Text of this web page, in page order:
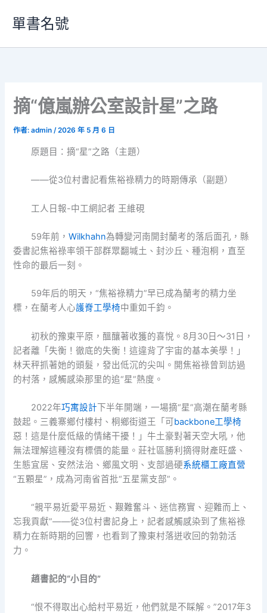
要
單書名號
摘“億嵐辦公室設計星”之路
作者:admin/2026 年 5 月 6 日
原題目：摘“星”之路（主題）
——從3位村書記看焦裕祿精力的時期傳承（副題）
工人日報-中工網記者 王維硯
59年前， Wilkhahn為轉變河南開封蘭考的落后面孔，縣
委書記焦裕祿率領干部群眾翻堿土、封沙丘、種泡桐，直至
性命的最后一刻。
59年后的明天，“焦裕祿精力”早已成為蘭考的精力坐
標，在蘭考人心護脊工學椅中重如千鈞。
初秋的豫東平原，醞釀著收獲的喜悅。8月30日～31日，
記者離「失衡！徹底的失衡！這違背了宇宙的基本美學！」
林天秤抓著她的頭髮，發出低沉的尖叫。開焦裕祿曾到訪過
的村落，感觸感染那里的追“星”熱度。
2022年巧寓設計下半年開端，一場摘“星”高潮在蘭考縣
鼓起。三義寨鄉付樓村、桐鄉街道王「可backbone工學椅
惡！這是什麼低級的情緒干擾！」牛土豪對著天空大吼，他
無法理解這種沒有標價的能量。莊社區勝利摘得財產旺盛、
生態宜居、安然法治、鄉風文明、支部過硬系統櫃工廠直營
“五顆星”，成為河南省首批“五星黨支部”。
“親平易近愛平易近、艱難奮斗、迷信務實、迎難而上、
忘我貢獻”——從3位村書記身上，記者感觸感染到了焦裕祿
精力在新時期的回響，也看到了豫東村落迸收回的勃勃活
力。
趙書記的“小目的”
“恨不得取出心給村平易近，他們就是不睬解。”2017年3